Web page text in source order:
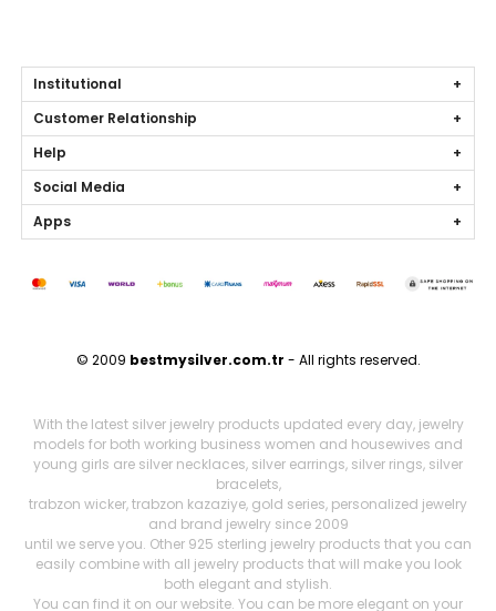
Institutional
Customer Relationship
Help
Social Media
Apps
© 2009 bestmysilver.com.tr - All rights reserved.
With the latest silver jewelry products updated every day, jewelry
models for both working business women and housewives and
young girls are silver necklaces, silver earrings, silver rings, silver
bracelets,
trabzon wicker, trabzon kazaziye, gold series, personalized jewelry
and brand jewelry since 2009
until we serve you. Other 925 sterling jewelry products that you can
easily combine with all jewelry products that will make you look
both elegant and stylish.
You can find it on our website. You can be more elegant on your